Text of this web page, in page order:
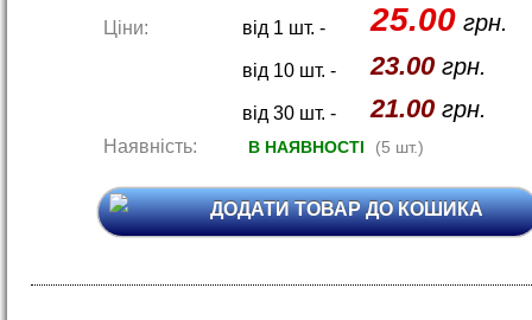
Ціни: від 1 шт. - 25.00грн.
від 10 шт. - 23.00грн.
від 30 шт. - 21.00грн.
Наявність: В НАЯВНОСТІ (5 шт.)
ДОДАТИ ТОВАР ДО КОШИКА